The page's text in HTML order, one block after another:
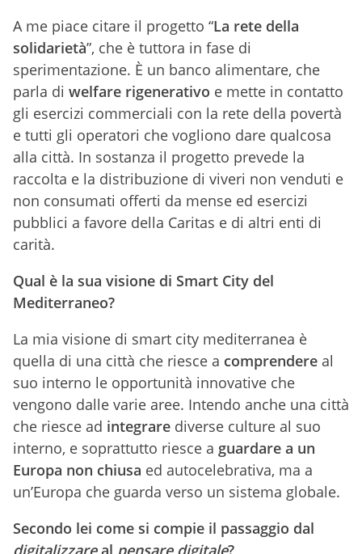
A me piace citare il progetto “La rete della
solidarietà”, che è tuttora in fase di
sperimentazione. È un banco alimentare, che
parla di welfare rigenerativo e mette in contatto
gli esercizi commerciali con la rete della povertà
e tutti gli operatori che vogliono dare qualcosa
alla città. In sostanza il progetto prevede la
raccolta e la distribuzione di viveri non venduti e
non consumati offerti da mense ed esercizi
pubblici a favore della Caritas e di altri enti di
carità.
Qual è la sua visione di Smart City del
Mediterraneo?
La mia visione di smart city mediterranea è
quella di una città che riesce a comprendere al
suo interno le opportunità innovative che
vengono dalle varie aree. Intendo anche una città
che riesce ad integrare diverse culture al suo
interno, e soprattutto riesce a guardare a un
Europa non chiusa ed autocelebrativa, ma a
un’Europa che guarda verso un sistema globale.
Secondo lei come si compie il passaggio dal
digitalizzareal pensare digitale?